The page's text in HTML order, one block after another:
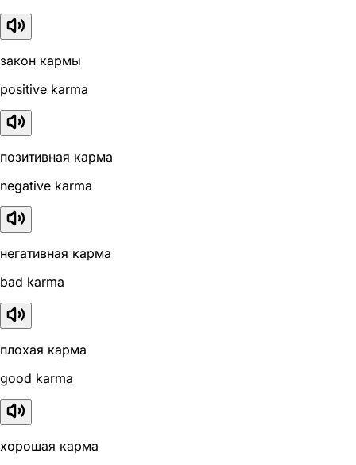
закон кармы
positive karma
позитивная карма
negative karma
негативная карма
bad karma
плохая карма
good karma
хорошая карма